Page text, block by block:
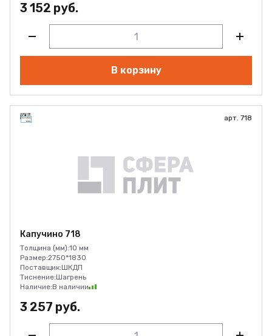
3 152 руб.
В корзину
арт. 718
Капучино 718
Толщина (мм):10 мм
Размер:2750*1830
Поставщик:ШКДП
Тиснение:Шагрень
Наличие:В наличии
3 257 руб.